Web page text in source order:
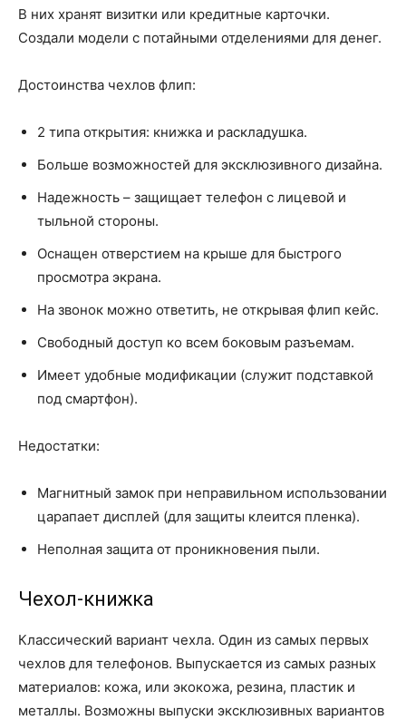
В них хранят визитки или кредитные карточки.
Создали модели с потайными отделениями для денег.
Достоинства чехлов флип:
2 типа открытия: книжка и раскладушка.
Больше возможностей для эксклюзивного дизайна.
Надежность – защищает телефон с лицевой и
тыльной стороны.
Оснащен отверстием на крыше для быстрого
просмотра экрана.
На звонок можно ответить, не открывая флип кейс.
Свободный доступ ко всем боковым разъемам.
Имеет удобные модификации (служит подставкой
под смартфон).
Недостатки:
Магнитный замок при неправильном использовании
царапает дисплей (для защиты клеится пленка).
Неполная защита от проникновения пыли.
Чехол-книжка
Классический вариант чехла. Один из самых первых
чехлов для телефонов. Выпускается из самых разных
материалов: кожа, или экокожа, резина, пластик и
металлы. Возможны выпуски эксклюзивных вариантов